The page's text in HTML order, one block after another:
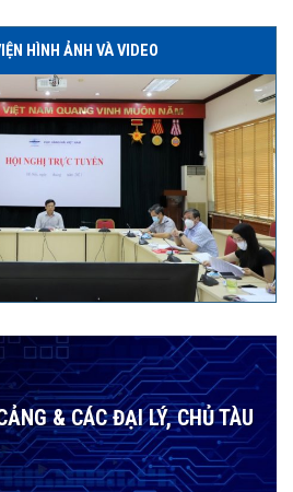
HÌNH ẢNH VÀ VIDEO
& CÁC ĐẠI LÝ, CHỦ TÀU